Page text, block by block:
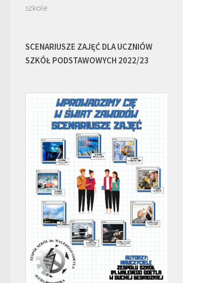
szkole
SCENARIUSZE ZAJĘĆ DLA UCZNIÓW
SZKÓŁ PODSTAWOWYCH 2022/23